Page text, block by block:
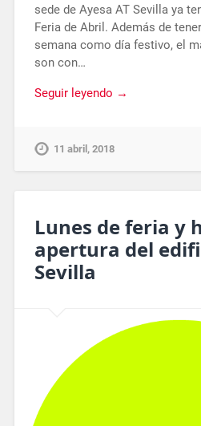
sede de Ayesa AT Sevilla ya
Feria de Abril. Además de
semana como día festivo, el
son con…
Seguir leyendo →
11 abril, 2018
Lunes de feria y
apertura del
Sevilla